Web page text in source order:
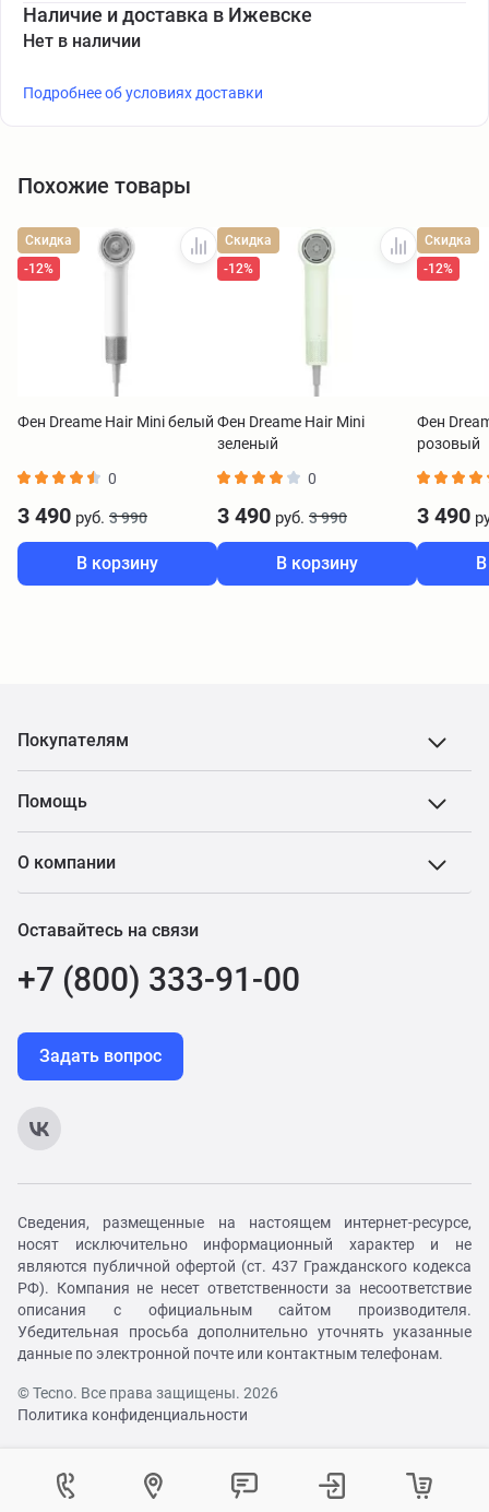
Наличие и доставка в Ижевске
Нет в наличии
Подробнее об условиях доставки
Похожие товары
Скидка
-12%
Фен Dreame Hair Mini белый
0
3 490 руб. 3 990
В корзину
Скидка
-12%
Фен Dreame Hair Mini
зеленый
0
3 490 руб. 3 990
В корзину
Скидка
-12%
Фен
розовый
3 490
Покупателям
Помощь
О компании
Оставайтесь на связи
+7 (800) 333-91-00
Задать вопрос
Сведения, размещенные на настоящем интернет-ресурсе,
носят исключительно информационный характер и не
являются публичной офертой (ст. 437 Гражданского кодекса
РФ). Компания не несет ответственности за несоответствие
описания с официальным сайтом производителя.
Убедительная просьба дополнительно уточнять указанные
данные по электронной почте или контактным телефонам.
© Tecno. Все права защищены. 2026
Политика конфиденциальности
Контактный центр
Как вам удобнее с нами связаться?
Выберите город
Изменение города
Войти в личный кабинет